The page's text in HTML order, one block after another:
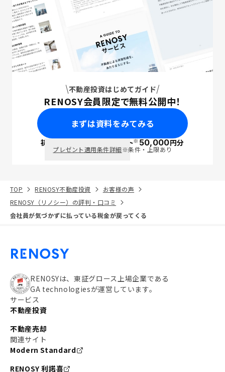
不動産投資はじめてガイド
RENOSY会員限定で無料公開中！
まずは資料をみてみる
初回面談で ポイント※50,000円分
プレゼント適用条件詳細※条件・上限あり
TOP RENOSY不動産投資
お客様の声
RENOSY（リノシー）の評判・口コミ
会社員が気づかずに払っている税金が戻ってくる
RENOSYは、東証グロース上場企業である
GA technologiesが運営しています。
サービス
不動産投資
不動産売却
関連サイト
Modern Standard
RENOSY 利諾喜